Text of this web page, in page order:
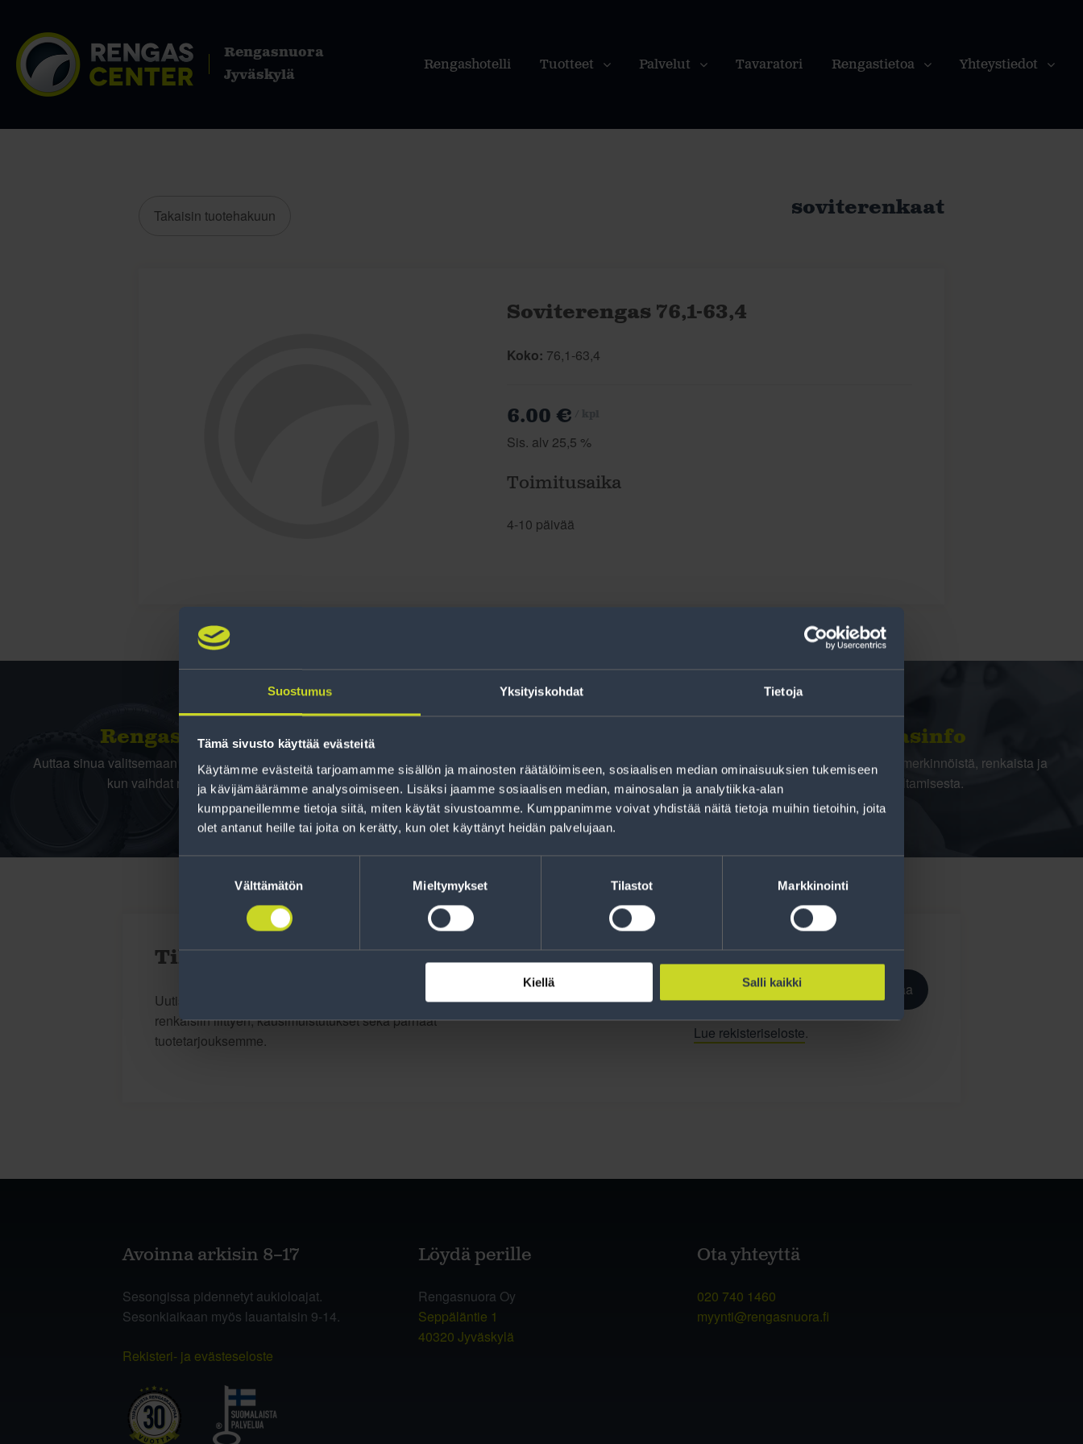
Suostumus Yksityiskohdat Tietoja
Tämä sivusto käyttää evästeitä
Käytämme evästeitä tarjoamamme sisällön ja mainosten räätälöimiseen, sosiaalisen median ominaisuuksien tukemiseen
ja kävijämäärämme analysoimiseen. Lisäksi jaamme sosiaalisen median, mainosalan ja analytiikka-alan
kumppaneillemme tietoja siitä, miten käytät sivustoamme. Kumppanimme voivat yhdistää näitä tietoja muihin tietoihin, joita
olet antanut heille tai joita on kerätty, kun olet käyttänyt heidän palvelujaan.
Välttämätön Mieltymykset Tilastot Markkinointi
Kiellä Salli kaikki
Rengasnuora
Jyväskylä
Rengashotelli Tuotteet Palvelut Tavaratori Rengastietoa Yhteystiedot
Takaisin tuotehakuun soviterenkaat
Soviterengas 76,1-63,4
Koko: 76,1-63,4
6.00 €
Sis. alv 25,5 %
Toimitusaika
4-10 päivää
Rengas­laskuri
Auttaa sinua valitsemaan oikean kokoisen renkaan,
kun vaihdat rengaskokoa.
Tee ostoksesi RengasCenter-tilillä. Saat
maksuaikaa renkaillesi.
Rengasinfo
Tavallisen ihmisen tietoa merkinnöistä, renkaista ja
niiden huoltamisesta.
Tilaa uutiskirje
Uutiskirjeessä saat autonomistajan ajankohtaista tietoa
renkaisiin liittyen, kausimuistutukset sekä parhaat
tuotetarjouksemme.
Tilaa
Lue rekisteriseloste.
Avoinna arkisin 8–17
Sesongissa pidennetyt aukioloajat.
Sesonkiaikaan myös lauantaisin 9-14.
Rekisteri- ja evästeseloste
Löydä perille
Rengasnuora Oy
Seppäläntie 1
40320 Jyväskylä
Ota yhteyttä
020 740 1460
myynti@rengasnuora.fi